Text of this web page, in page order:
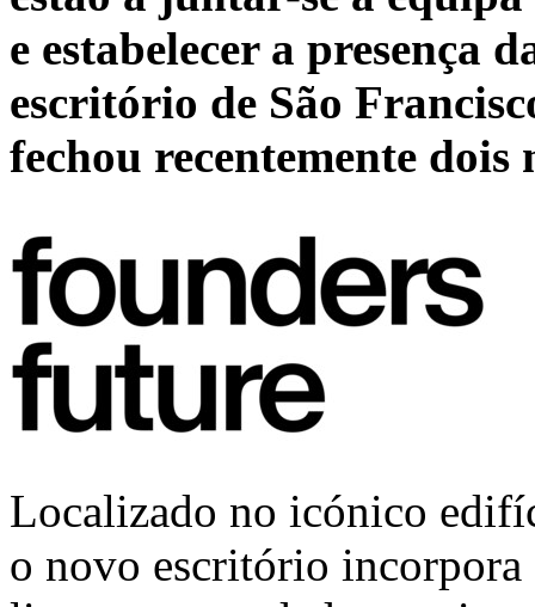
e estabelecer a presença
escritório de São
fechou recentemente dois
Localizado no icónico
o novo escritório incorpora